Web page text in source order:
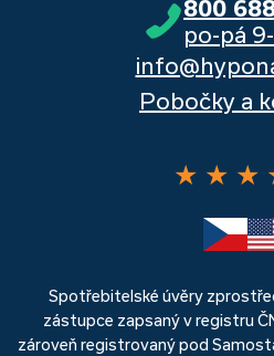
800
po-pá
Pobočky a
★ ★ ★
Spotřebitelské úvěry
zástupce zapsaný v registru
zároveň registrovaný pod